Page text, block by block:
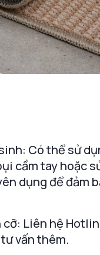
Có thể sử
cầm tay hoặc
dụng để đảm
Liên hệ
vấn thêm.